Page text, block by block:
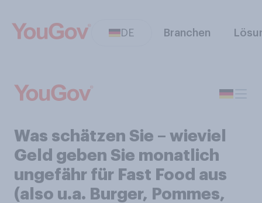
DE Branchen
Was schätzen Sie – wieviel
Geld geben Sie monatlich
ungefähr für Fast Food aus
(also u.a. Burger, Pommes,